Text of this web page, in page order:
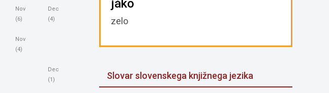
Nov
(6)
Dec
(4)
Nov
(4)
Dec
(1)
jáko
zelo
Slovar slovenskega knjižnega jezika